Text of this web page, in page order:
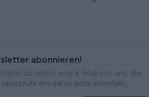
abonnieren!
du sofort eine E-Mail von uns. Bei
ihn daher bitte ebenfalls.